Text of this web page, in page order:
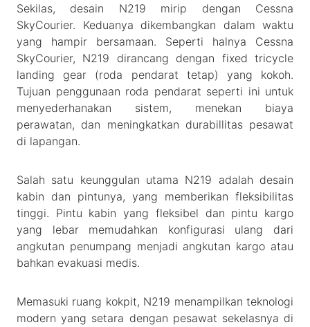
Sekilas, desain N219 mirip dengan Cessna
SkyCourier. Keduanya dikembangkan dalam waktu
yang hampir bersamaan. Seperti halnya Cessna
SkyCourier, N219 dirancang dengan fixed tricycle
landing gear (roda pendarat tetap) yang kokoh.
Tujuan penggunaan roda pendarat seperti ini untuk
menyederhanakan sistem, menekan biaya
perawatan, dan meningkatkan durabillitas pesawat
di lapangan.
Salah satu keunggulan utama N219 adalah desain
kabin dan pintunya, yang memberikan fleksibilitas
tinggi. Pintu kabin yang fleksibel dan pintu kargo
yang lebar memudahkan konfigurasi ulang dari
angkutan penumpang menjadi angkutan kargo atau
bahkan evakuasi medis.
Memasuki ruang kokpit, N219 menampilkan teknologi
modern yang setara dengan pesawat sekelasnya di